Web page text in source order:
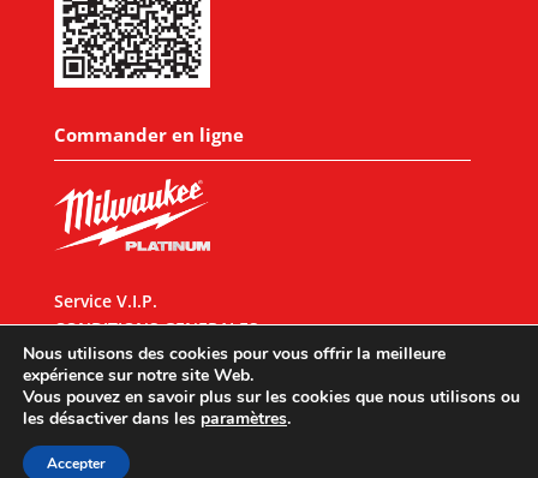
Commander en ligne
Service V.I.P.
CONDITIONS GENERALES
Nous utilisons des cookies pour vous offrir la meilleure
expérience sur notre site Web.
Vous pouvez en savoir plus sur les cookies que nous utilisons ou
les désactiver dans les paramètres.
Accepter